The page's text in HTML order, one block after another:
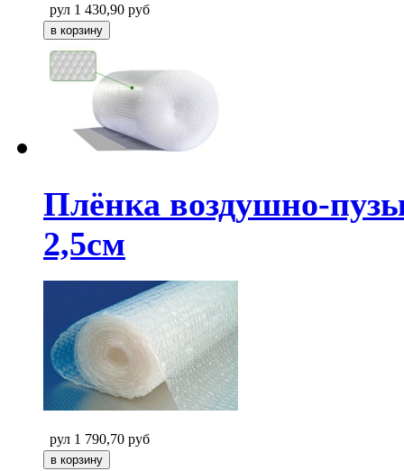
рул 1 430,90 руб
Плёнка воздушно-
2,5см
рул 1 790,70 руб